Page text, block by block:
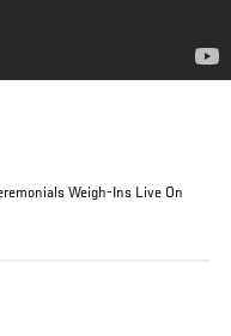
Weigh-Ins Live On